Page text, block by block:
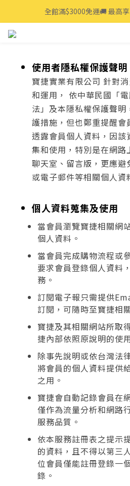
全館滿$3000免運🚚 最高
全館滿$3000免運🚚 最高
使用者隱私權保護聲明
寶捷實業有限公司 針對
和運用， 依中華民國「
法」及本隱私權保護聲
護措施，但也鄭重提醒會
透露會員個人資料，因該
集和使用，特別是在網路
聊天室、留言版，更應
或電子郵件等相關個人資
個人資料蒐集及使用
當會員瀏覽寶捷相關網
個人資料。
當會員完成購物流程或
要求會員登錄個人資料
務。
訂閱電子報只需提供
訂閱，可隨時至寶捷相
寶捷及其相關網站所取
捷內部依照原說明的使
除事先說明或依台灣法
將會員的個人資料提供
之用。
寶捷會自動記錄會員在
僅作為流量分析和網路
服務品質。
依本服務註冊表之提示
的資料，且不得以第三
位會員僅能註冊登錄一
錄。